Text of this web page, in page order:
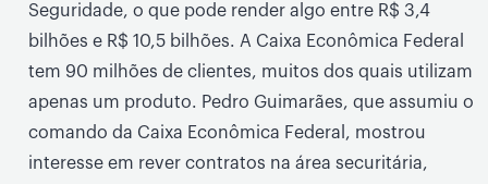
Seguridade, o que pode render algo entre R$ 3,4
bilhões e R$ 10,5 bilhões. A Caixa Econômica Federal
tem 90 milhões de clientes, muitos dos quais utilizam
apenas um produto. Pedro Guimarães, que assumiu o
comando da Caixa Econômica Federal, mostrou
interesse em rever contratos na área securitária,